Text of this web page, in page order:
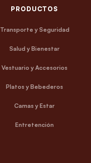
PRODUCTOS
Transporte y Seguridad
Salud y Bienestar
Vestuario y Accesorios
Platos y Bebederos
Camas y Estar
Entretención